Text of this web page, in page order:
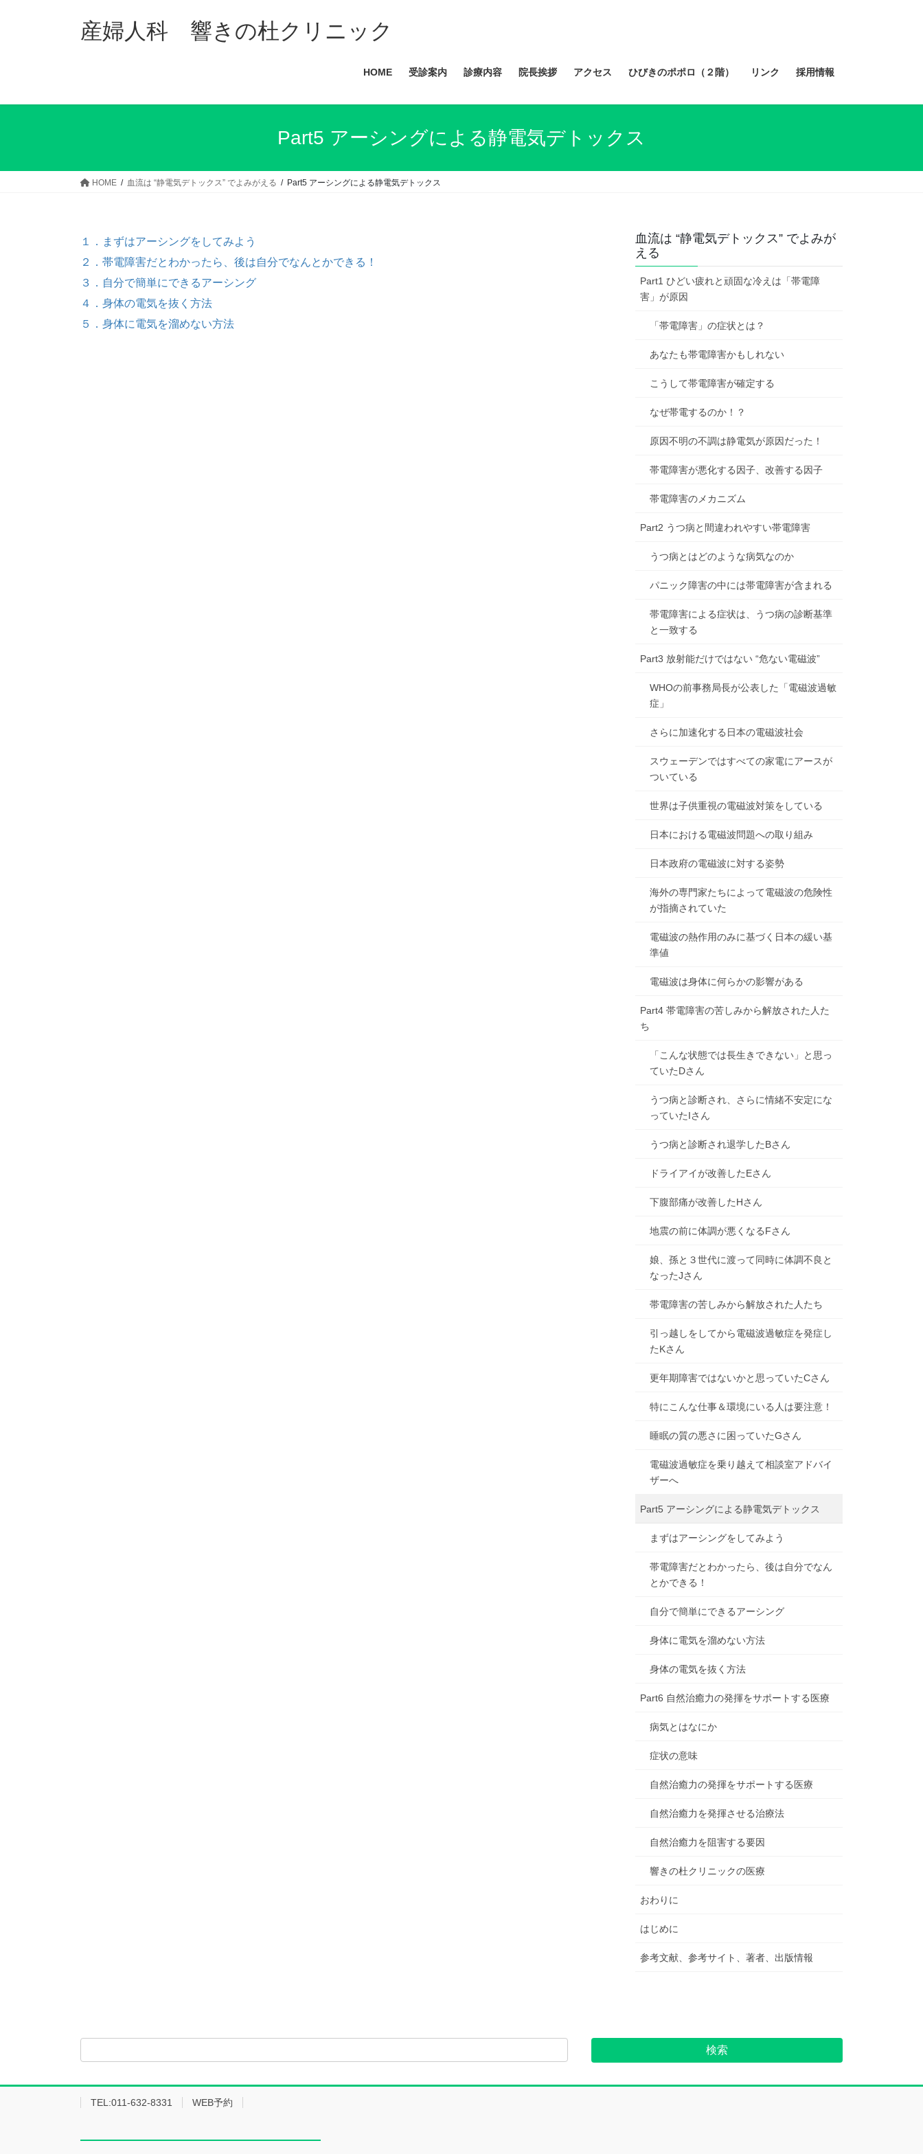
ス
ン
産婦人科 響きの杜クリニック
HOME 受診案内 診療内容 院長挨拶 アクセス ひびきのポポロ（２階） リンク 採用情報
Part5 アーシングによる静電気デトックス
HOME 血流は “静電気デトックス” でよみがえる Part5 アーシングによる静電気デトックス
１．まずはアーシングをしてみよう
２．帯電障害だとわかったら、後は自分でなんとかできる！
３．自分で簡単にできるアーシング
４．身体の電気を抜く方法
５．身体に電気を溜めない方法
血流は “静電気デトックス” でよみが
える
Part1 ひどい疲れと頑固な冷えは「帯電障
害」が原因
「帯電障害」の症状とは？
あなたも帯電障害かもしれない
こうして帯電障害が確定する
なぜ帯電するのか！？
原因不明の不調は静電気が原因だった！
帯電障害が悪化する因子、改善する因子
帯電障害のメカニズム
Part2 うつ病と間違われやすい帯電障害
うつ病とはどのような病気なのか
パニック障害の中には帯電障害が含まれる
帯電障害による症状は、うつ病の診断基準
と一致する
Part3 放射能だけではない “危ない電磁波”
WHOの前事務局長が公表した「電磁波過敏
症」
さらに加速化する日本の電磁波社会
スウェーデンではすべての家電にアースが
ついている
世界は子供重視の電磁波対策をしている
日本における電磁波問題への取り組み
日本政府の電磁波に対する姿勢
海外の専門家たちによって電磁波の危険性
が指摘されていた
電磁波の熱作用のみに基づく日本の緩い基
準値
電磁波は身体に何らかの影響がある
Part4 帯電障害の苦しみから解放された人た
ち
「こんな状態では長生きできない」と思っ
ていたDさん
うつ病と診断され、さらに情緒不安定にな
っていたIさん
うつ病と診断され退学したBさん
ドライアイが改善したEさん
下腹部痛が改善したHさん
地震の前に体調が悪くなるFさん
娘、孫と３世代に渡って同時に体調不良と
なったJさん
帯電障害の苦しみから解放された人たち
引っ越しをしてから電磁波過敏症を発症し
たKさん
更年期障害ではないかと思っていたCさん
特にこんな仕事＆環境にいる人は要注意！
睡眠の質の悪さに困っていたGさん
電磁波過敏症を乗り越えて相談室アドバイ
ザーへ
Part5 アーシングによる静電気デトックス
まずはアーシングをしてみよう
帯電障害だとわかったら、後は自分でなん
とかできる！
自分で簡単にできるアーシング
身体に電気を溜めない方法
身体の電気を抜く方法
Part6 自然治癒力の発揮をサポートする医療
病気とはなにか
症状の意味
自然治癒力の発揮をサポートする医療
自然治癒力を発揮させる治療法
自然治癒力を阻害する要因
響きの杜クリニックの医療
おわりに
はじめに
参考文献、参考サイト、著者、出版情報
TEL:011-632-8331 WEB予約